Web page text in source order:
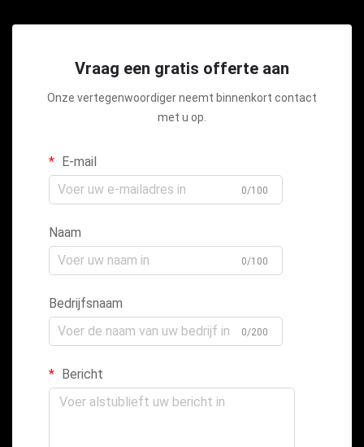
Vraag een gratis offerte aan
Onze vertegenwoordiger neemt binnenkort contact
met u op.
E-mail
0/100
Naam
0/100
Bedrijfsnaam
0/200
Bericht